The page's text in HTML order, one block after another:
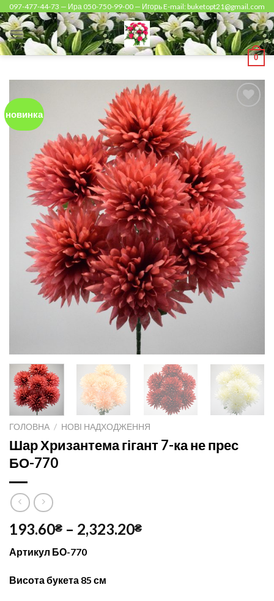
Skip
to
content
097-477-44-73 — Ира 050-750-99-00 — Игорь E-mail: buketopt21@gmail.com
0
новинка
Wishlist
ГОЛОВНА / НОВІ НАДХОДЖЕННЯ
Шар Хризантема гігант 7-ка не прес
БО-770
193.60₴ – 2,323.20₴
Артикул БО-770
Висота букета 85 см